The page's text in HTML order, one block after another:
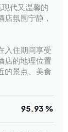
代又温馨的
氛围宁静，
入住期间享受
店的地理位置
的景点、美食
95.93 %